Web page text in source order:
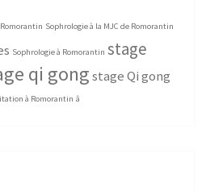
Sophrologie à la MJC de Romorantin
Sophrologie à Romorantin stage
qi gongstage Qi gong
à Romorantin â